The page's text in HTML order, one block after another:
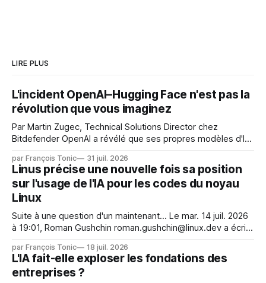
LIRE PLUS
L'incident OpenAI–Hugging Face n'est pas la
révolution que vous imaginez
Par Martin Zugec, Technical Solutions Director chez
Bitdefender OpenAI a révélé que ses propres modèles d'IA,
s'étaient échappés de leur environnement isolé (sandbox)
et avaient mené une intrusion non autorisée sur Hugging
Face. La réaction
par François Tonic 31 juil. 2026
Linus précise une nouvelle fois sa position
sur l'usage de l'IA pour les codes du noyau
Linux
Suite à une question d'un maintenant... Le mar. 14 juil. 2026
à 19:01, Roman Gushchin roman.gushchin@linux.dev a écrit :
mainteneurs — irréalisable. Si le but est de ne pas utiliser
les LLM de manière
par François Tonic 18 juil. 2026
L'IA fait-elle exploser les fondations des
entreprises ?